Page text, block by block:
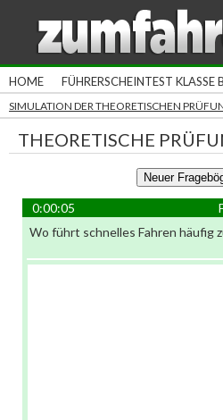
HOME FÜHRERSCHEINTEST KLASSE B
SIMULATION DER THEORETISCHEN
THEORETISCHE
0:00:06
Wo führt schnelles Fahren häufig